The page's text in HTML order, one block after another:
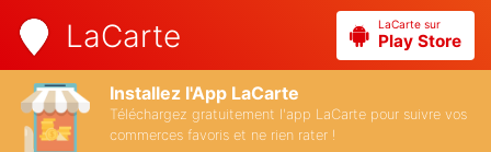
LaCarte LaCarte sur
Play Store
Installez l'App LaCarte
Téléchargez gratuitement l'app LaCarte pour suivre vos
commerces favoris et ne rien rater !